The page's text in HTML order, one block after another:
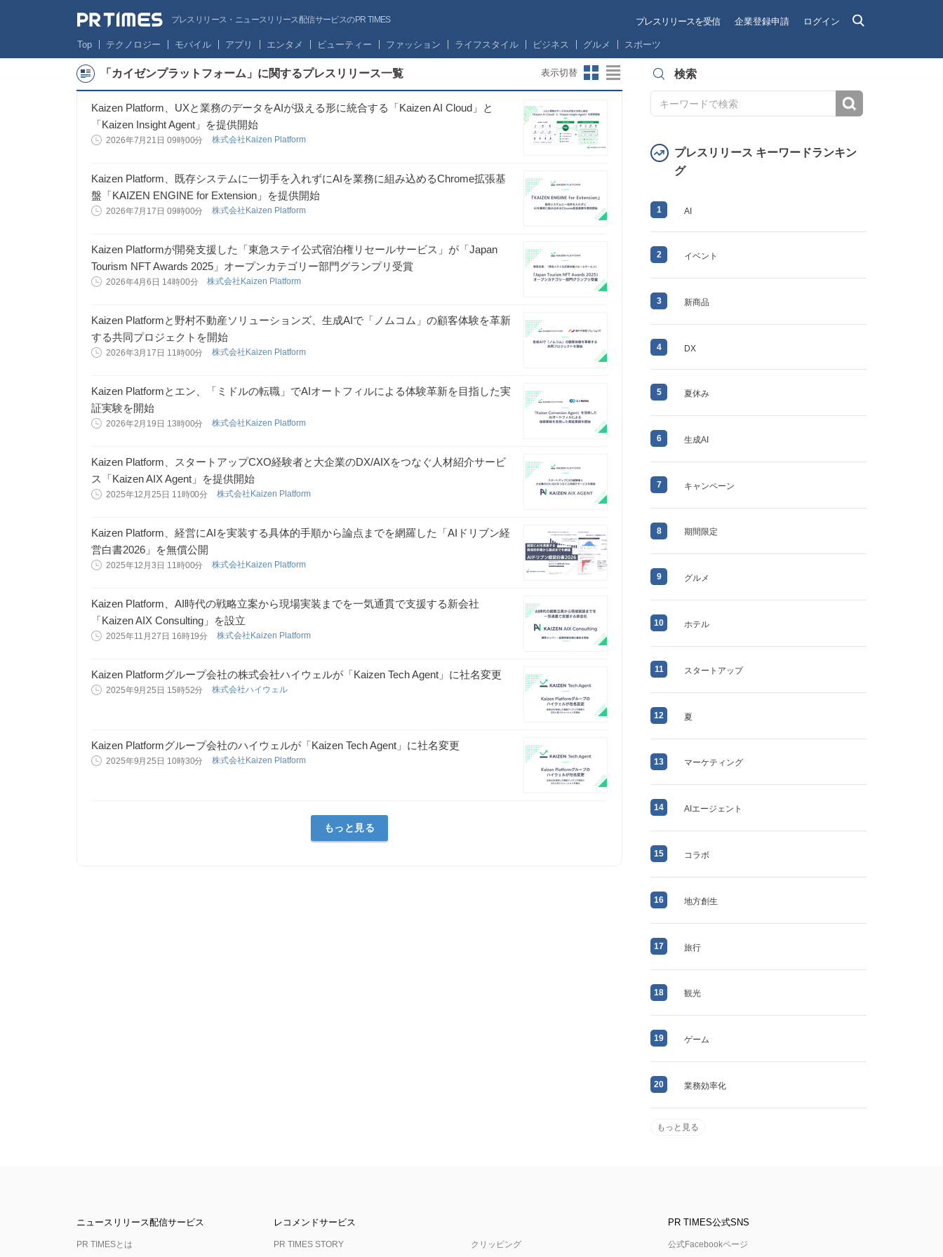
プレスリリース・ニュースリリース配信サービスのPR TIMES プレスリリースを受信 企業登録申請 ログイン
Top テクノロジー モバイル アプリ エンタメ ビューティー ファッション ライフスタイル ビジネス グルメ スポーツ
「カイゼンプラットフォーム」に関するプレスリリース一覧 表示切替
Kaizen Platform、UXと業務のデータをAIが扱える形に統合する「Kaizen AI Cloud」と
「Kaizen Insight Agent」を提供開始
2026年7月21日 09時00分 株式会社Kaizen Platform
Kaizen Platform、既存システムに一切手を入れずにAIを業務に組み込めるChrome拡張基
盤「KAIZEN ENGINE for Extension」を提供開始
2026年7月17日 09時00分 株式会社Kaizen Platform
Kaizen Platformが開発支援した「東急ステイ公式宿泊権リセールサービス」が「Japan
Tourism NFT Awards 2025」オープンカテゴリー部門グランプリ受賞
2026年4月6日 14時00分 株式会社Kaizen Platform
Kaizen Platformと野村不動産ソリューションズ、生成AIで「ノムコム」の顧客体験を革新
する共同プロジェクトを開始
2026年3月17日 11時00分 株式会社Kaizen Platform
Kaizen Platformとエン、「ミドルの転職」でAIオートフィルによる体験革新を目指した実
証実験を開始
2026年2月19日 13時00分 株式会社Kaizen Platform
Kaizen Platform、スタートアップCXO経験者と大企業のDX/AIXをつなぐ人材紹介サービ
ス「Kaizen AIX Agent」を提供開始
2025年12月25日 11時00分 株式会社Kaizen Platform
Kaizen Platform、経営にAIを実装する具体的手順から論点までを網羅した「AIドリブン経
営白書2026」を無償公開
2025年12月3日 11時00分 株式会社Kaizen Platform
Kaizen Platform、AI時代の戦略立案から現場実装までを一気通貫で支援する新会社
「Kaizen AIX Consulting」を設立
2025年11月27日 16時19分 株式会社Kaizen Platform
Kaizen Platformグループ会社の株式会社ハイウェルが「Kaizen Tech Agent」に社名変更
2025年9月25日 15時52分 株式会社ハイウェル
Kaizen Platformグループ会社のハイウェルが「Kaizen Tech Agent」に社名変更
2025年9月25日 10時30分 株式会社Kaizen Platform
もっと見る
検索
プレスリリース キーワードランキン
グ
1 AI
2 イベント
3 新商品
4 DX
5 夏休み
6 生成AI
7 キャンペーン
8 期間限定
9 グルメ
10 ホテル
11 スタートアップ
12 夏
13 マーケティング
14 AIエージェント
15 コラボ
16 地方創生
17 旅行
18 観光
19 ゲーム
20 業務効率化
もっと見る
ニュースリリース配信サービス
PR TIMESとは
レコメンドサービス
PR TIMES STORY クリッピング
PR TIMES公式SNS
公式Facebookページ